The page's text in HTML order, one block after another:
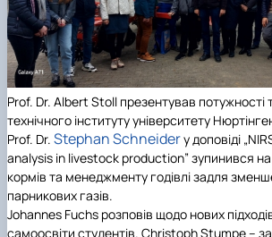
Prof. Dr. Albert Stoll презентував потужності
технічного інституту університету
Prof. Dr. Stephan Schneiderу доповіді
analysis in livestock production” зупинився на
кормів та менеджменту годівлі задля
парникових газів.
Johannes Fuchs розповів щодо нових
самоосвіти студентів. Christoph Stumpe –